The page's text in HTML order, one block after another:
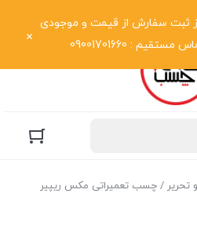
ثبت سفارش از قیمت و موجودی
: 09001701660
/ چسب تعمیراتی مکس ریپیر